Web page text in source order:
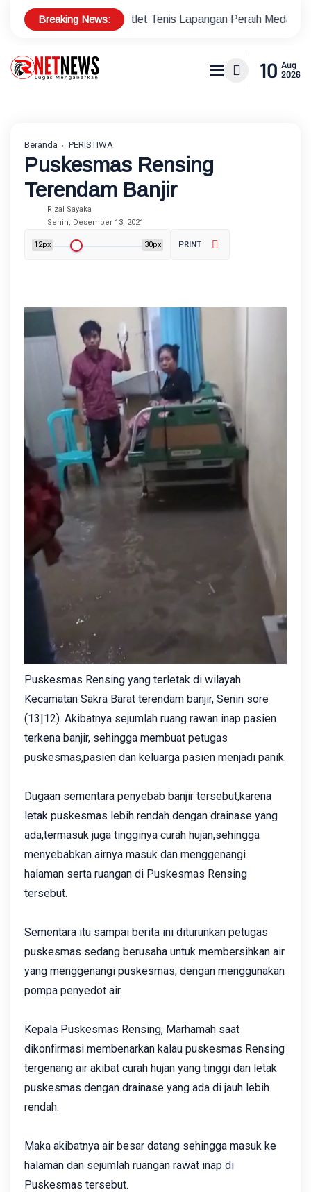
Breaking News:
Atlet Tenis Lapangan Peraih Medali di Ajang Porprov
10 Aug
2026
Beranda PERISTIWA
Puskesmas Rensing
Terendam Banjir
Rizal Sayaka
Senin, Desember 13, 2021
12px 30px PRINT
Puskesmas Rensing yang terletak di wilayah
Kecamatan Sakra Barat terendam banjir, Senin sore
(13|12). Akibatnya sejumlah ruang rawan inap pasien
terkena banjir, sehingga membuat petugas
puskesmas,pasien dan keluarga pasien menjadi panik.
Dugaan sementara penyebab banjir tersebut,karena
letak puskesmas lebih rendah dengan drainase yang
ada,termasuk juga tingginya curah hujan,sehingga
menyebabkan airnya masuk dan menggenangi
halaman serta ruangan di Puskesmas Rensing
tersebut.
Sementara itu sampai berita ini diturunkan petugas
puskesmas sedang berusaha untuk membersihkan air
yang menggenangi puskesmas, dengan menggunakan
pompa penyedot air.
Kepala Puskesmas Rensing, Marhamah saat
dikonfirmasi membenarkan kalau puskesmas Rensing
tergenang air akibat curah hujan yang tinggi dan letak
puskesmas dengan drainase yang ada di jauh lebih
rendah.
Maka akibatnya air besar datang sehingga masuk ke
halaman dan sejumlah ruangan rawat inap di
Puskesmas tersebut.‎